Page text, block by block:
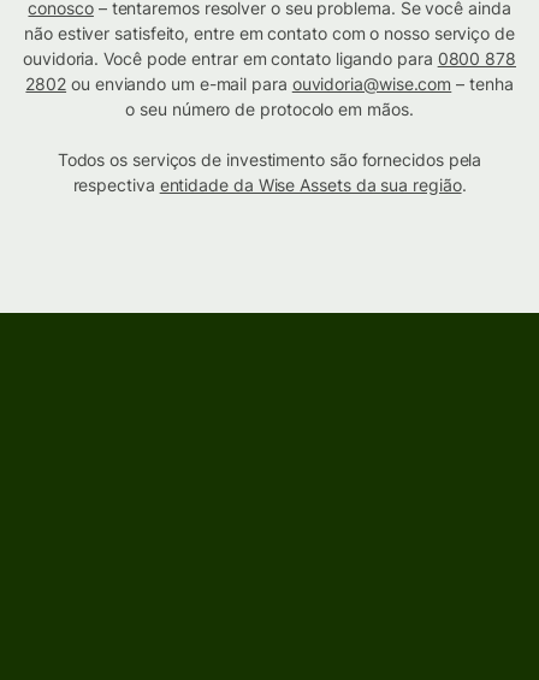
conosco– tentaremos resolver o seu problema. Se você ainda
não estiver satisfeito, entre em contato com o nosso serviço de
ouvidoria. Você pode entrar em contato ligando para 0800 878
2802 ou enviando um e-mail para ouvidoria@wise.com – tenha
o seu número de protocolo em mãos.
Todos os serviços de investimento são fornecidos pela
respectiva entidade da Wise Assets da sua região.